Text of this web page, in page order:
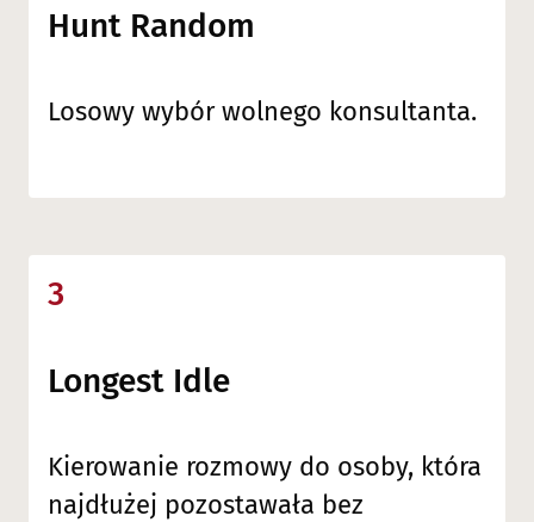
Hunt Random
Losowy wybór wolnego konsultanta.
3
Longest Idle
Kierowanie rozmowy do osoby, która
najdłużej pozostawała bez